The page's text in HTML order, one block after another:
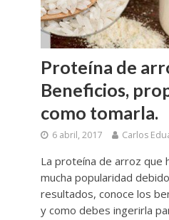
Proteína de
Beneficios,
como tomarla.
6 abril, 2017 Carlos
La proteína de arroz que
mucha popularidad
resultados, conoce los
y como debes ingerirla